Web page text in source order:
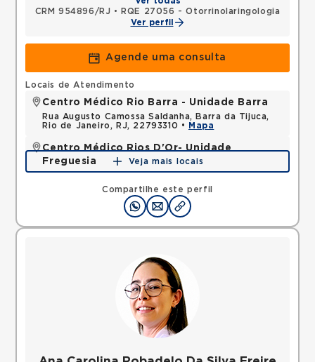
CRM 954896/RJ •
RQE 27056 - Otorrinolaringologia
Ver perfil
Agende uma consulta
Compartilhe este perfil
Locais de Atendimento
Centro Médico Rio Barra - Unidade Barra
Rua Augusto Camossa Saldanha, Barra da Tijuca,
Rio de Janeiro, RJ, 22793310 •
Mapa
Centro Médico Rios D'Or- Unidade
Freguesia
Estrada dos Tres Rios, Freguesia Jacarepagua, Rio
de Janeiro, RJ, 22745005 •Mapa
Veja mais locais